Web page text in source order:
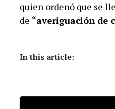
quien ordenó que se
de “averiguación de
In this article: